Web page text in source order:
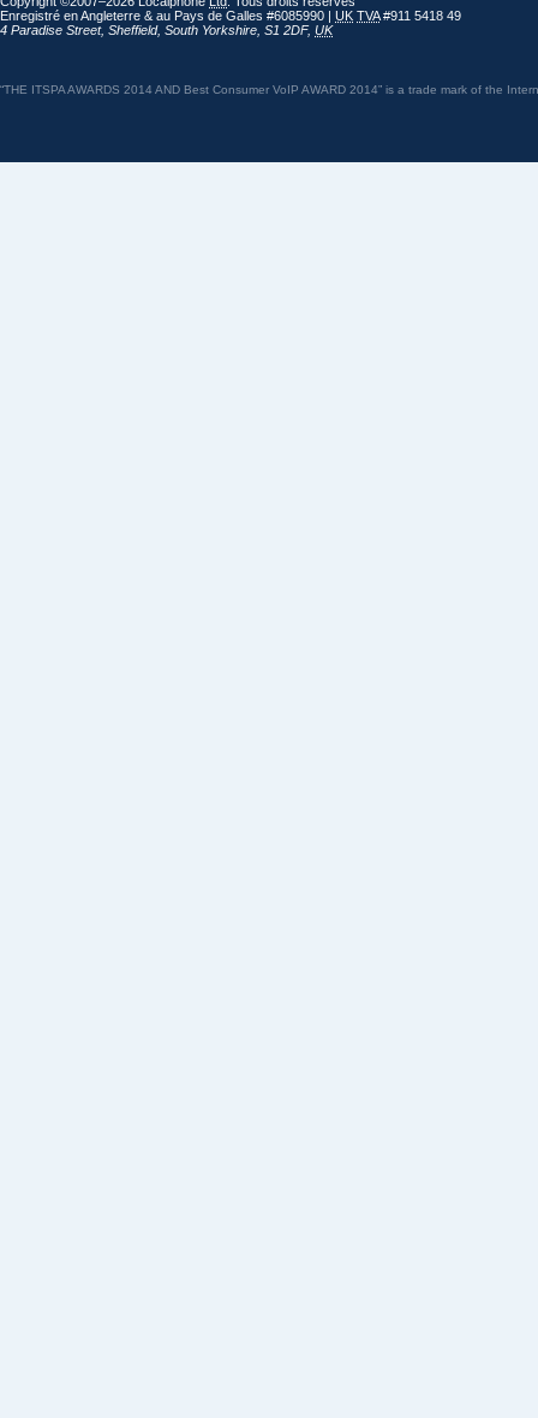
Enregistré en Angleterre & au Pays de Galles #6085990 | UK TVA#911 5418 49
4 Paradise Street, Sheffield, South Yorkshire S1 2DF, UK
“THE ITSPA AWARDS 2014 AND Best Consumer VoIP AWARD 2014” is a trade mark of the